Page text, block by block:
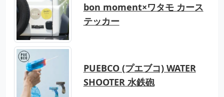
bon moment×ワタモ カース
テッカー
PUEBCO (プエブコ) WATER
SHOOTER 水鉄砲